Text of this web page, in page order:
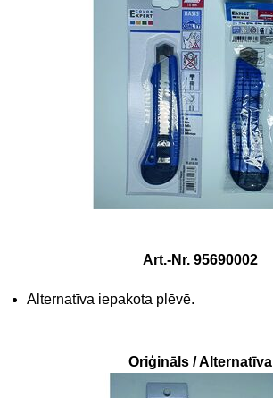
Art.-Nr. 95690002
Alternatīva iepakota plēvē.
Oriģināls / Alternatīva